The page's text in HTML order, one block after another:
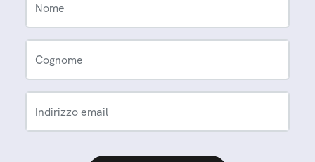
Nome
Cognome
Indirizzo email